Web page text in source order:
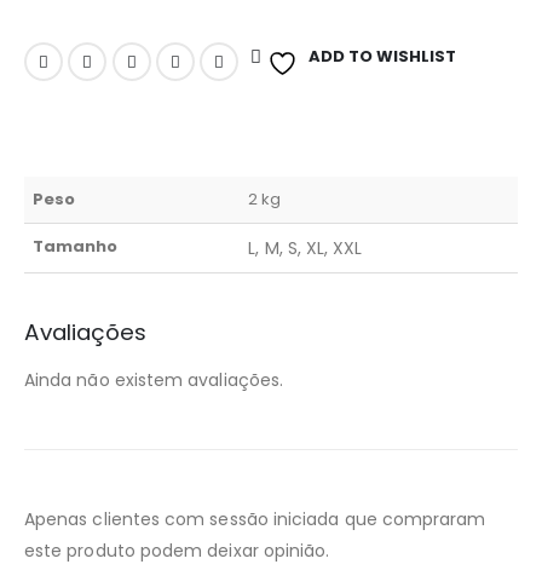
ADD TO WISHLIST
Peso 2 kg
Tamanho L, M, S, XL, XXL
Avaliações
Ainda não existem avaliações.
Apenas clientes com sessão iniciada que compraram
este produto podem deixar opinião.